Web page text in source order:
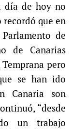
día de hoy no
recordó que en
de
de Canarias
pero
se han ido
Canaria son
“desde
un trabajo